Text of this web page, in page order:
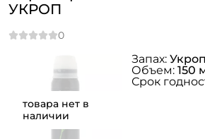
товара нет в
наличии
УКРОП
Запах: Укроп
Объем: 150
Срок